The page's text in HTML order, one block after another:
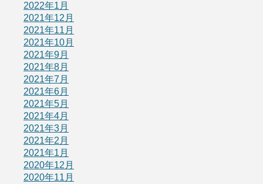
2022年1月
2021年12月
2021年11月
2021年10月
2021年9月
2021年8月
2021年7月
2021年6月
2021年5月
2021年4月
2021年3月
2021年2月
2021年1月
2020年12月
2020年11月